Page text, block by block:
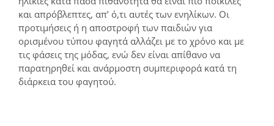
και απρόβλεπτες, απ’ ό,τι αυτές των ενηλίκων. Οι
προτιμήσεις ή η αποστροφή των παιδιών για
ορισμένου τύπου φαγητά αλλάζει με το χρόνο και με
τις φάσεις της μόδας, ενώ δεν είναι απίθανο να
παρατηρηθεί και ανάρμοστη συμπεριφορά κατά τη
διάρκεια του φαγητού.